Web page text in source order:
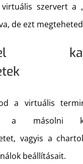
szervert a
de ezt
a virtuális
a másolni
vagyis a
beállításait.